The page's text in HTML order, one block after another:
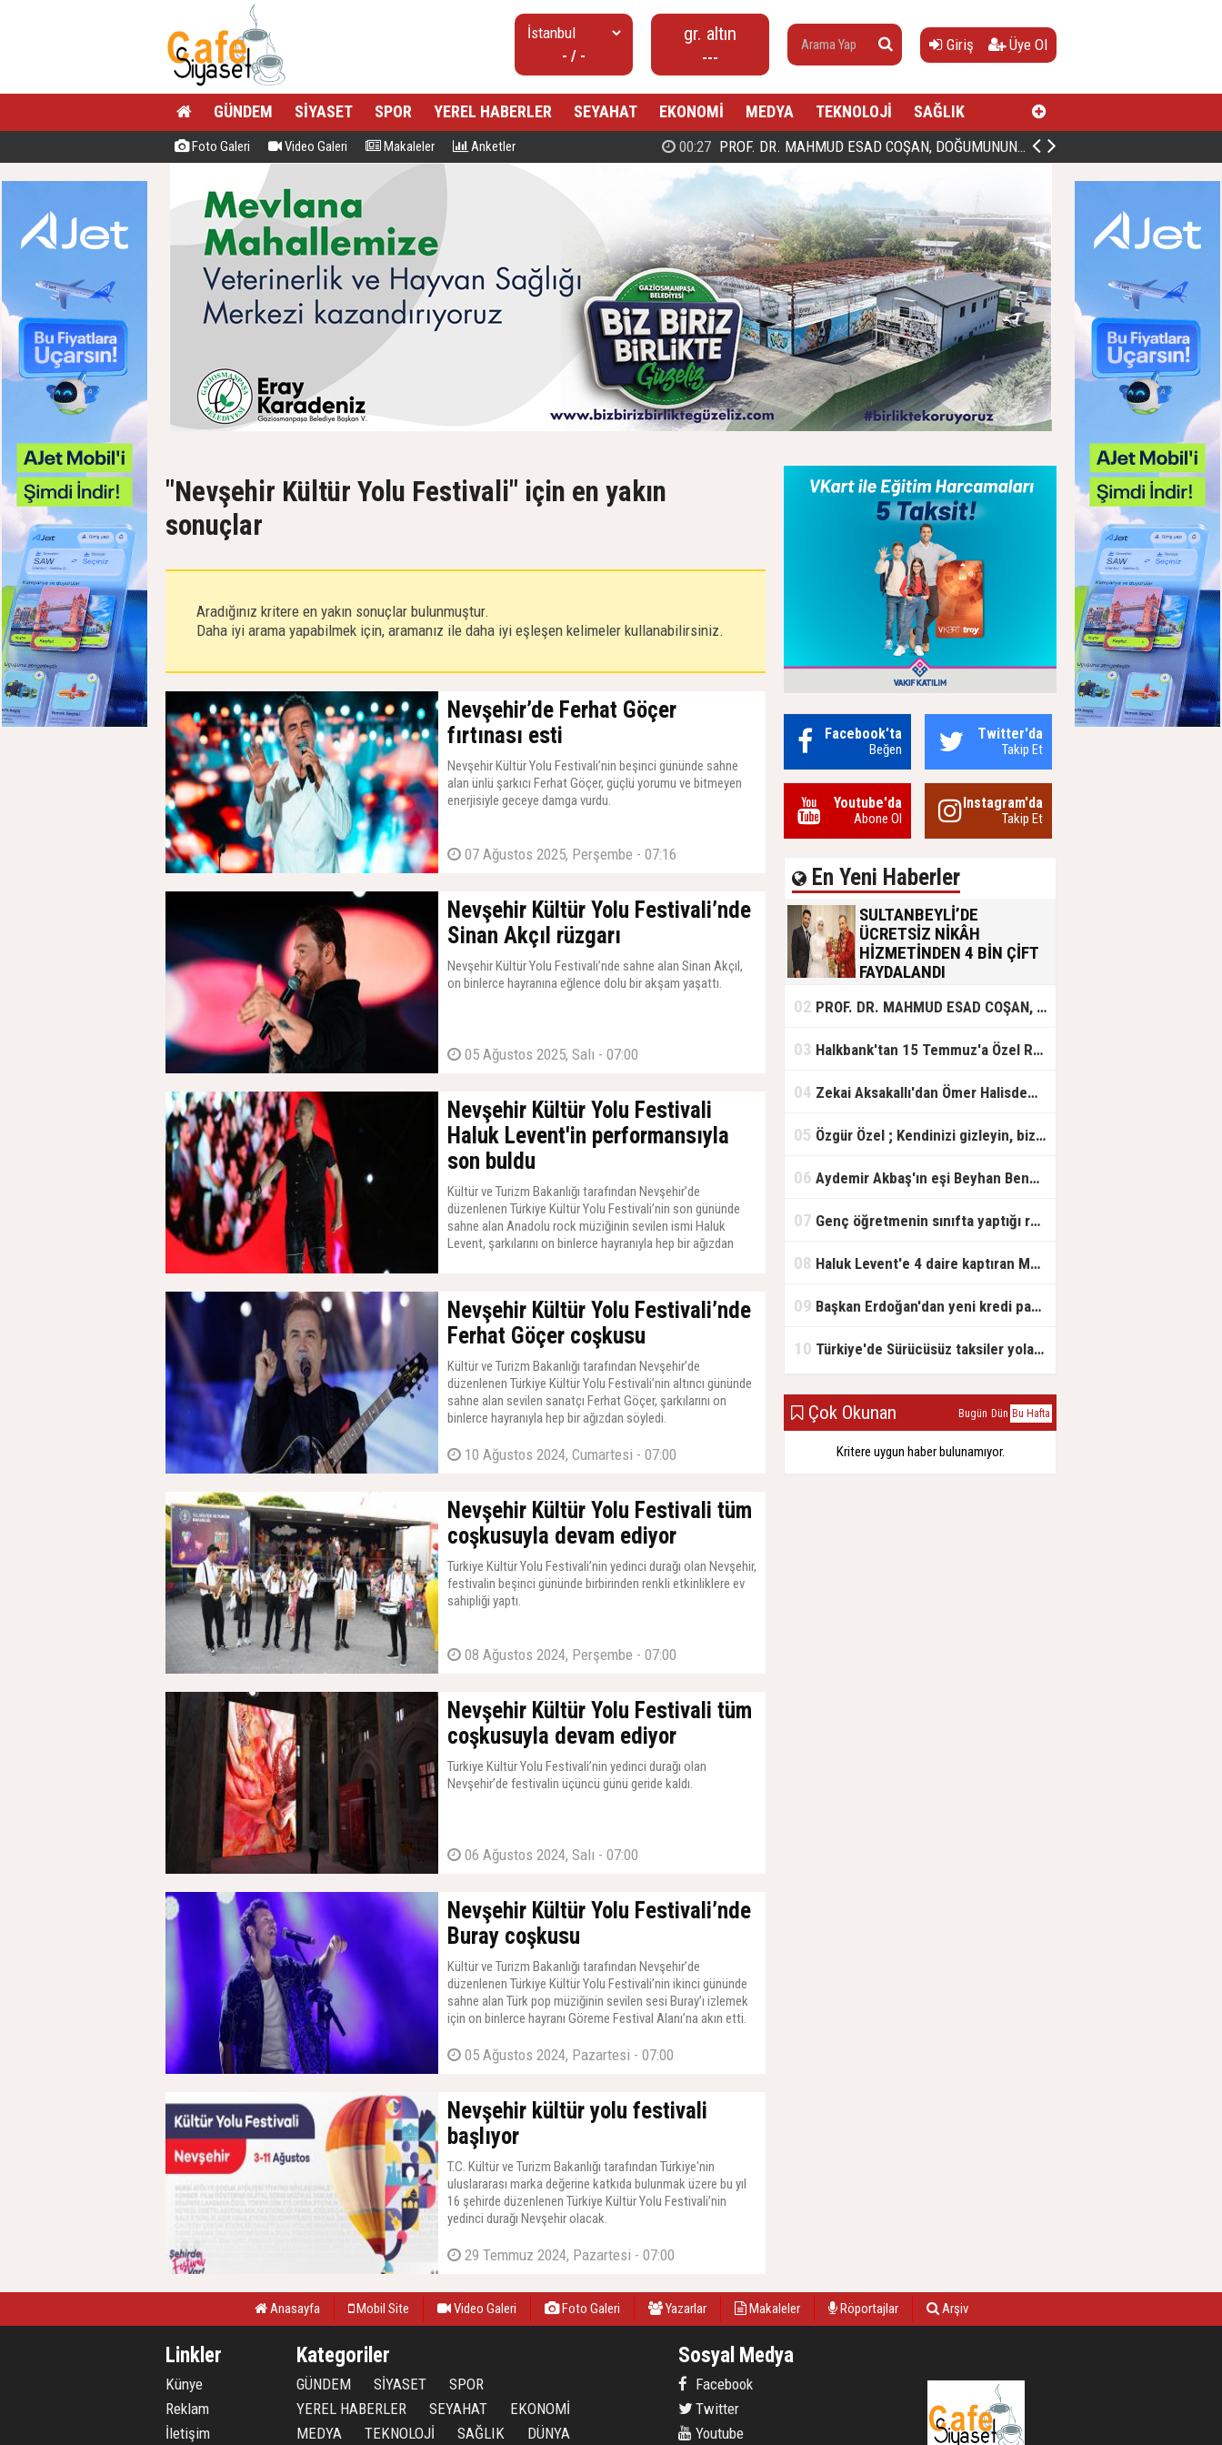
- / -
gr. altın
---
Giriş Üye Ol
GÜNDEM SİYASET SPOR YEREL HABERLER SEYAHAT EKONOMİ MEDYA TEKNOLOJİ SAĞLIK
Foto Galeri Video Galeri Makaleler Anketler 00:27 PROF. DR. MAHMUD ESAD COŞAN, DOĞUMUNUN HİCRÎ 91. YILINDA ELAZIĞ'DA YÂD EDİLECEK
"Nevşehir Kültür Yolu Festivali" için en yakın
sonuçlar
Aradığınız kritere en yakın sonuçlar bulunmuştur.
Daha iyi arama yapabilmek için, aramanız ile daha iyi eşleşen kelimeler kullanabilirsiniz.
Nevşehir’de Ferhat Göçer
fırtınası esti
Nevşehir Kültür Yolu Festivali’nin beşinci gününde sahne
alan ünlü şarkıcı Ferhat Göçer, güçlü yorumu ve bitmeyen
enerjisiyle geceye damga vurdu.
07 Ağustos 2025, Perşembe - 07:16
Nevşehir Kültür Yolu Festivali’nde
Sinan Akçıl rüzgarı
Nevşehir Kültür Yolu Festivali’nde sahne alan Sinan Akçıl,
on binlerce hayranına eğlence dolu bir akşam yaşattı.
05 Ağustos 2025, Salı - 07:00
Nevşehir Kültür Yolu Festivali
Haluk Levent'in performansıyla
son buldu
Kültür ve Turizm Bakanlığı tarafından Nevşehir’de
düzenlenen Türkiye Kültür Yolu Festivali’nin son gününde
sahne alan Anadolu rock müziğinin sevilen ismi Haluk
Levent, şarkılarını on binlerce hayranıyla hep bir ağızdan
Nevşehir Kültür Yolu Festivali’nde
Ferhat Göçer coşkusu
Kültür ve Turizm Bakanlığı tarafından Nevşehir’de
düzenlenen Türkiye Kültür Yolu Festivali’nin altıncı gününde
sahne alan sevilen sanatçı Ferhat Göçer, şarkılarını on
binlerce hayranıyla hep bir ağızdan söyledi.
10 Ağustos 2024, Cumartesi - 07:00
Nevşehir Kültür Yolu Festivali tüm
coşkusuyla devam ediyor
Türkiye Kültür Yolu Festivali’nin yedinci durağı olan Nevşehir,
festivalin beşinci gününde birbirinden renkli etkinliklere ev
sahipliği yaptı.
08 Ağustos 2024, Perşembe - 07:00
Nevşehir Kültür Yolu Festivali tüm
coşkusuyla devam ediyor
Türkiye Kültür Yolu Festivali’nin yedinci durağı olan
Nevşehir’de festivalin üçüncü günü geride kaldı.
06 Ağustos 2024, Salı - 07:00
Nevşehir Kültür Yolu Festivali’nde
Buray coşkusu
Kültür ve Turizm Bakanlığı tarafından Nevşehir’de
düzenlenen Türkiye Kültür Yolu Festivali’nin ikinci gününde
sahne alan Türk pop müziğinin sevilen sesi Buray’ı izlemek
için on binlerce hayranı Göreme Festival Alanı’na akın etti.
05 Ağustos 2024, Pazartesi - 07:00
Nevşehir kültür yolu festivali
başlıyor
T.C. Kültür ve Turizm Bakanlığı tarafından Türkiye'nin
uluslararası marka değerine katkıda bulunmak üzere bu yıl
16 şehirde düzenlenen Türkiye Kültür Yolu Festivali’nin
yedinci durağı Nevşehir olacak.
29 Temmuz 2024, Pazartesi - 07:00
Facebook'ta
Beğen
Twitter'da
Takip Et
Youtube'da
Abone Ol
Instagram'da
Takip Et
En Yeni Haberler
SULTANBEYLİ’DE
ÜCRETSİZ NİKÂH
HİZMETİNDEN 4 BİN ÇİFT
FAYDALANDI
olan gençlere destek amacıyla
başlattığı ücretsiz nikâh hizmetini
başlattıklarını belirten Sultanbeyli
ücretsiz hizmet vermenin
02 PROF. DR. MAHMUD ESAD COŞAN, DOĞUMUNUN HİCRÎ 91. YILINDA ELAZIĞ'DA YÂD EDİLECEK
03 Halkbank'tan 15 Temmuz'a Özel Reklam Filmi: "İrade Bizim, Zafer Bizim"
04 Zekai Aksakallı'dan Ömer Halisdemir'e 'vefa' ziyareti!
05 Özgür Özel ; Kendinizi gizleyin, bizden işaret bekleyin
06 Aydemir Akbaş'ın eşi Beyhan Benek Akbaş hayatını kaybetti
07 Genç öğretmenin sınıfta yaptığı rezil paylaşım
08 Haluk Levent'e 4 daire kaptıran Müteahhit soluğu savcılıkta aldı
09 Başkan Erdoğan'dan yeni kredi paketi müjdesi: 6 ay geri ödemesiz, 36 ay vadeli
10 Türkiye'de Sürücüsüz taksiler yola çıkmaya hazırlanıyor
Çok Okunan Bugün Dün Bu Hafta
Kritere uygun haber bulunamıyor.
Anasayfa Mobil Site Video Galeri Foto Galeri Yazarlar Makaleler Röportajlar Arşiv
Linkler
Künye
Reklam
İletişim
Kategoriler
GÜNDEM SİYASET
SPOR
YEREL HABERLER
SEYAHAT
EKONOMİ
MEDYA
TEKNOLOJİ SAĞLIK DÜNYA
Sosyal Medya
Facebook
Twitter
Youtube